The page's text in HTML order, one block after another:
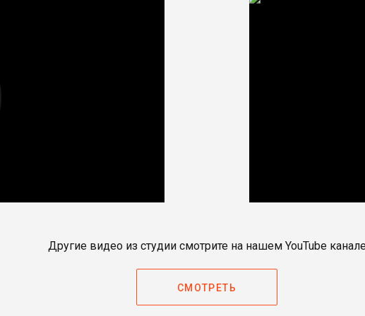
Другие видео из студии смотрите на нашем YouTube
СМОТРЕТЬ